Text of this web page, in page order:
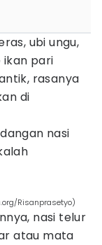
ubi ungu,
ikan pari
rasanya
di
nasi
Risanprasetyo)
nasi telur
atau mata